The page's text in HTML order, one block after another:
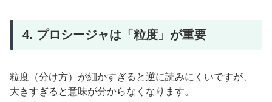
4. プロシージャは「粒度」が重要
粒度（分け方）が細かすぎると逆に読みにくいですが、
大きすぎると意味が分からなくなります。